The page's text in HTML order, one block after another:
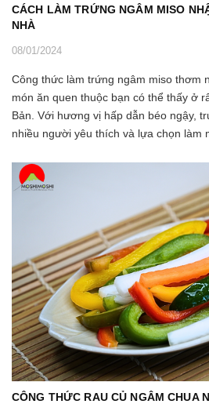
CÁCH LÀM TRỨNG NGÂM MISO
NHÀ
08/01/2024
Công thức làm trứng ngâm miso thơm
món ăn quen thuộc bạn có thể thấy ở
Bản. Với hương vị hấp dẫn béo ngậy,
nhiều người yêu thích và lựa chọn làm
CÔNG THỨC RAU CỦ NGÂM CHUA